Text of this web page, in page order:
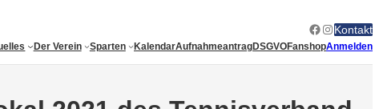
Facebook
Instagram
Kontakt
Der Verein Sparten KalendarAufnahmeantragDSGVOFanshopAnmelden